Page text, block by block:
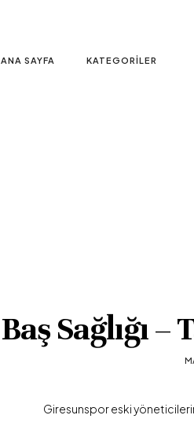
ANA SAYFA KATEGORILER
Baş Sağlığı
Giresunspor eski